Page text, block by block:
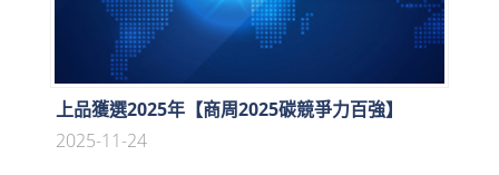
上品獲選2025年【商周2025碳競爭力百強】
2025-11-24